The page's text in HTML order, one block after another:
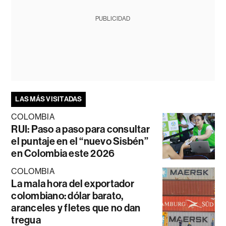
PUBLICIDAD
LAS MÁS VISITADAS
COLOMBIA
RUI: Paso a paso para consultar
el puntaje en el “nuevo Sisbén”
en Colombia este 2026
COLOMBIA
La mala hora del exportador
colombiano: dólar barato,
aranceles y fletes que no dan
tregua